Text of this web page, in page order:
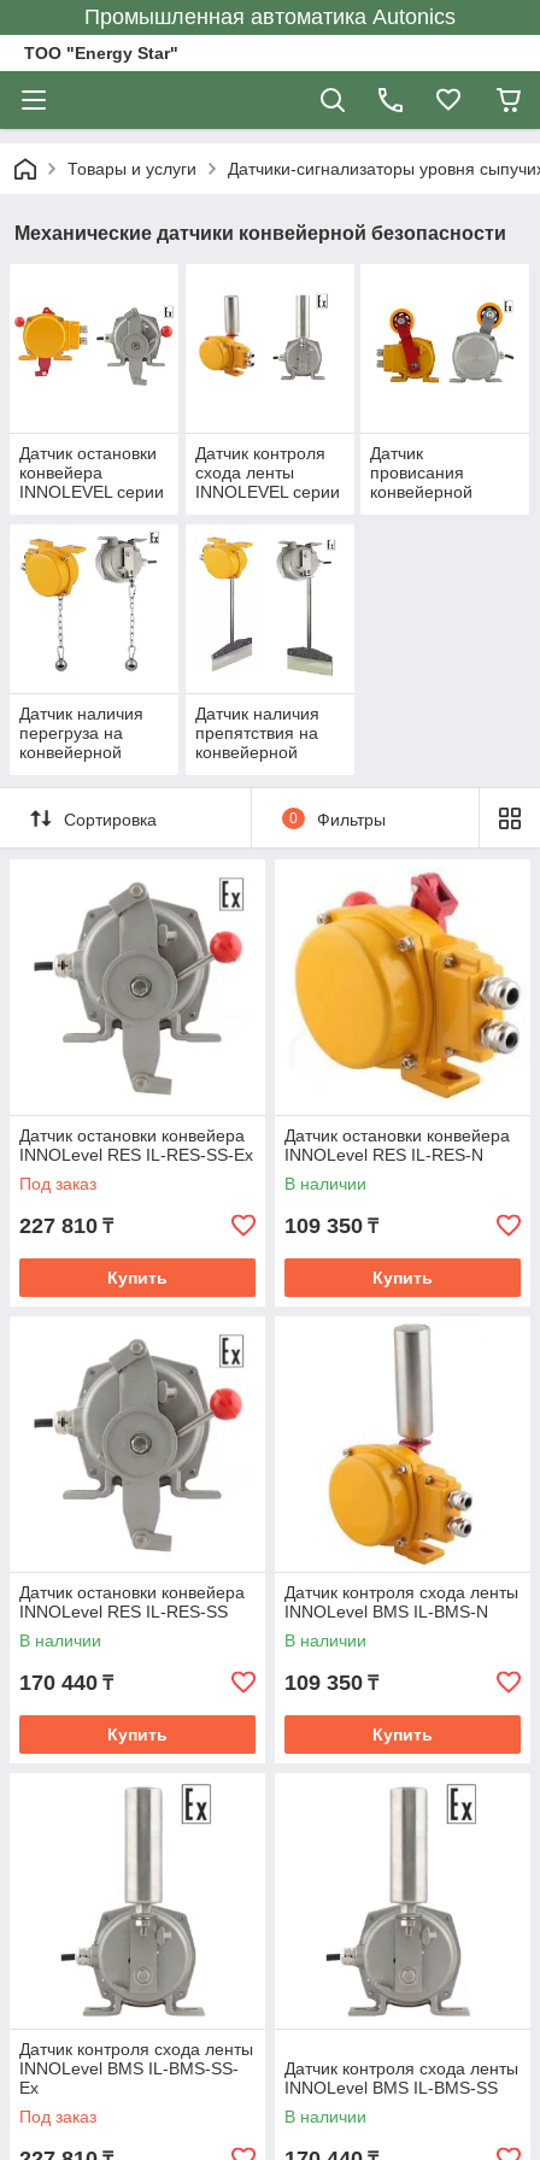
Промышленная автоматика Autonics
ТОО "Energy Star"
Товары и услуги Датчики-сигнализаторы уровня
Механические датчики конвейерной безопасности
Датчик остановки
конвейера
INNOLEVEL серии
Датчик контроля
схода ленты
INNOLEVEL серии
Датчик
провисания
конвейерной
Датчик наличия
перегруза на
конвейерной
серии BHS-M
Датчик наличия
препятствия на
конвейерной
серии BHS
Сортировка
0 Фильтры
Датчик остановки конвейера
INNOLevel RES IL-RES-SS-Ex
Под заказ
227 810 ₸
Купить
Датчик остановки конвейера
INNOLevel RES IL-RES-N
В наличии
109 350 ₸
Купить
Датчик остановки конвейера
INNOLevel RES IL-RES-SS
В наличии
170 440 ₸
Купить
Датчик контроля схода ленты
INNOLevel BMS IL-BMS-N
В наличии
109 350 ₸
Купить
Датчик контроля схода ленты
INNOLevel BMS IL-BMS-SS-
Ex
Под заказ
Датчик контроля схода ленты
INNOLevel BMS IL-BMS-SS
В наличии